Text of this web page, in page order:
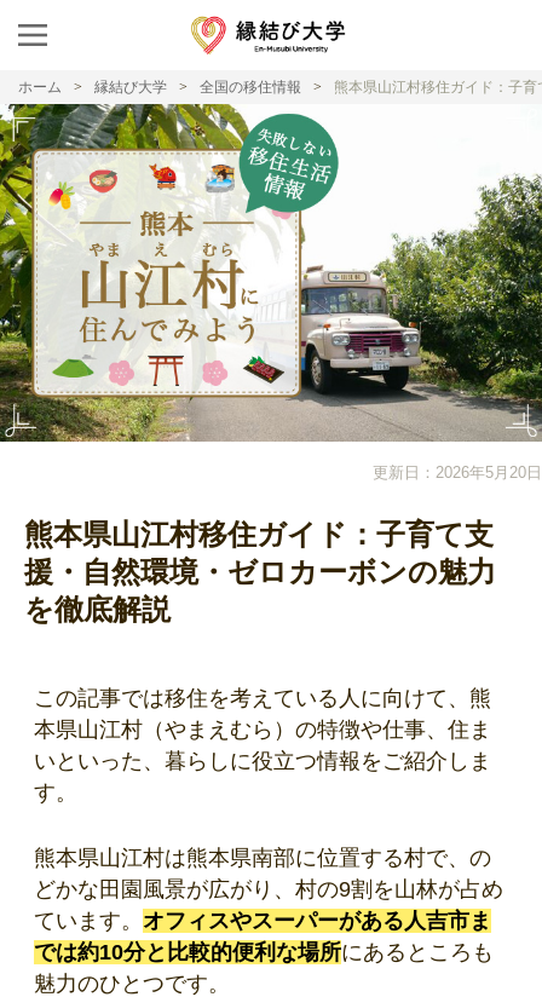
ホーム 縁結び大学 全国の移住情報 熊本県山江村移住ガイド：子
更新日：2026年5月20日
熊本県山江村移住ガイド：子育て支
援・自然環境・ゼロカーボンの魅力
を徹底解説
この記事では移住を考えている人に向けて、熊
本県山江村（やまえむら）の特徴や仕事、住ま
いといった、暮らしに役立つ情報をご紹介しま
す。
熊本県山江村は熊本県南部に位置する村で、の
どかな田園風景が広がり、村の9割を山林が占め
ています。 オフィスやスーパーがある人吉市ま
では約10分と比較的便利な場所にあるところも
魅力のひとつです。